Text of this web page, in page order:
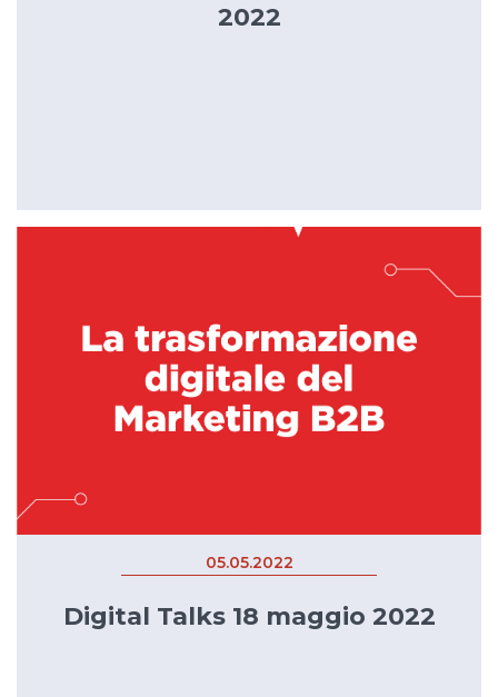
2022
05.05.2022
Digital Talks 18 maggio 2022